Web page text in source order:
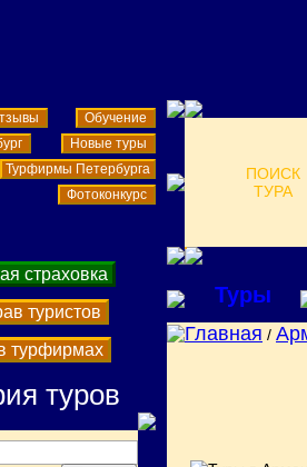
Обучение
Новые туры
Турфирмы Петербурга
Фотоконкурс
ПОИСК
ТУРА
страховка
туристов
турфирмах
туров
Туры
Главная /